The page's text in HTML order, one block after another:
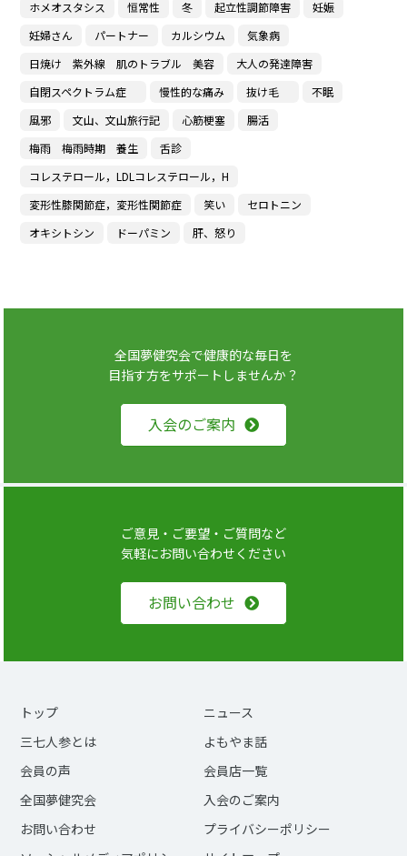
ホメオスタシス
恒常性 冬 起立性調節障害
妊娠
妊婦さん
パートナー カルシウム
気象病
日焼け 紫外線 肌のトラブル 美容
大人の発達障害
自閉スペクトラム症
慢性的な痛み 抜け毛
不眠
風邪
文山、文山旅行記 心筋梗塞
腸活
梅雨 梅雨時期 養生
舌診
コレステロール，LDLコレステロール，H
変形性膝関節症，変形性関節症
笑い
セロトニン
オキシトシン
ドーパミン 肝、怒り
全国夢健究会で健康的な毎日を
目指す方をサポートしませんか？
入会のご案内
ご意見・ご要望・ご質問など
気軽にお問い合わせください
お問い合わせ
トップ
ニュース
三七人参とは
よもやま話
会員の声
会員店一覧
全国夢健究会
入会のご案内
お問い合わせ
プライバシーポリシー